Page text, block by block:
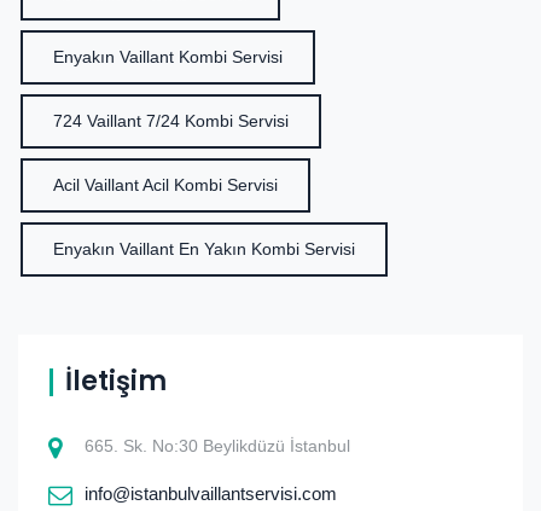
Enyakın Vaillant Kombi Servisi
724 Vaillant 7/24 Kombi Servisi
Acil Vaillant Acil Kombi Servisi
Enyakın Vaillant En Yakın Kombi Servisi
İletişim
665. Sk. No:30 Beylikdüzü İstanbul
info@istanbulvaillantservisi.com